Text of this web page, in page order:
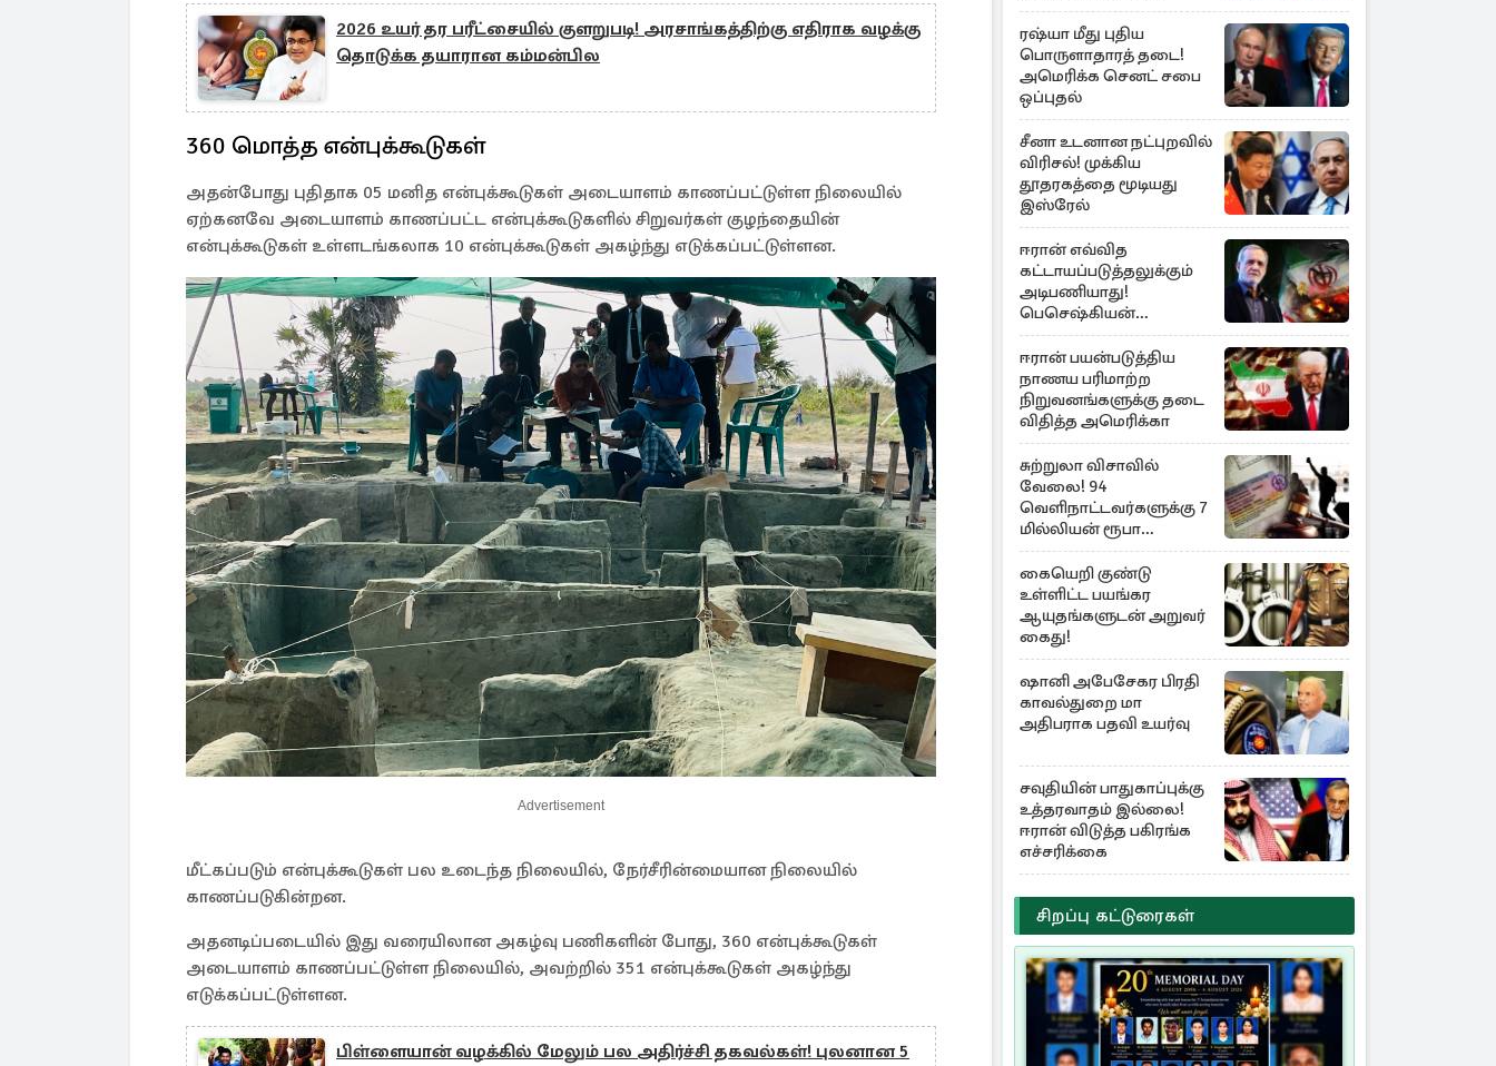
2026 உயர் தர பரீட்சையில் குளறுபடி! அரசாங்கத்திற்கு எதிராக வழக்கு
தொடுக்க தயாரான கம்மன்பில
360 மொத்த என்புக்கூடுகள்
அதன்போது புதிதாக 05 மனித என்புக்கூடுகள் அடையாளம் காணப்பட்டுள்ள நிலையில்
ஏற்கனவே அடையாளம் காணப்பட்ட என்புக்கூடுகளில் சிறுவர்கள் குழந்தையின்
என்புக்கூடுகள் உள்ளடங்கலாக 10 என்புக்கூடுகள் அகழ்ந்து எடுக்கப்பட்டுள்ளன.
Advertisement
மீட்கப்படும் என்புக்கூடுகள் பல உடைந்த நிலையில், நேர்சீரின்மையான நிலையில்
காணப்படுகின்றன.
அதனடிப்படையில் இது வரையிலான அகழ்வு பணிகளின் போது, 360 என்புக்கூடுகள்
அடையாளம் காணப்பட்டுள்ள நிலையில், அவற்றில் 351 என்புக்கூடுகள் அகழ்ந்து
எடுக்கப்பட்டுள்ளன.
பிள்ளையான் வழக்கில் மேலும் பல அதிர்ச்சி தகவல்கள்! புலனான 5
ரஷ்யா மீது புதிய
பொருளாதாரத் தடை!
அமெரிக்க செனட் சபை
ஒப்புதல்
சீனா உடனான நட்புறவில்
விரிசல்! முக்கிய
தூதரகத்தை மூடியது
இஸ்ரேல்
ஈரான் எவ்வித
கட்டாயப்படுத்தலுக்கும்
அடிபணியாது!
பெசெஷ்கியன்
அறிவிப்பு
ஈரான் பயன்படுத்திய
நாணய பரிமாற்ற
நிறுவனங்களுக்கு தடை
விதித்த அமெரிக்கா
சுற்றுலா விசாவில்
வேலை! 94
வெளிநாட்டவர்களுக்கு 7
மில்லியன் ரூபா
அபராதம்
கையெறி குண்டு
உள்ளிட்ட பயங்கர
ஆயுதங்களுடன் அறுவர்
கைது!
ஷானி அபேசேகர பிரதி
காவல்துறை மா
அதிபராக பதவி உயர்வு
சவுதியின் பாதுகாப்புக்கு
உத்தரவாதம் இல்லை!
ஈரான் விடுத்த பகிரங்க
எச்சரிக்கை
சிறப்பு கட்டுரைகள்